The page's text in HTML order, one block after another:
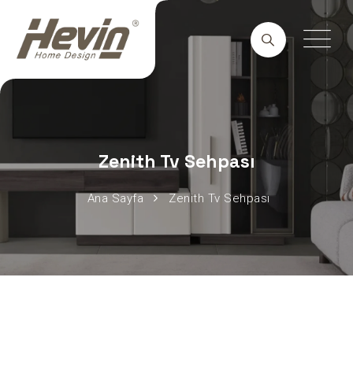
Zenith Tv Sehpası
Ana Sayfa Zenith Tv Sehpası